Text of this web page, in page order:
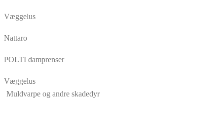
Væggelus
Nattaro
POLTI damprenser
Væggelus
Muldvarpe og andre skadedyr